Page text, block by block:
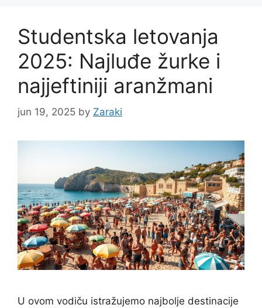
Studentska letovanja
2025: Najluđe žurke i
najjeftiniji aranžmani
jun 19, 2025 by Zaraki
U ovom vodiču istražujemo najbolje destinacije